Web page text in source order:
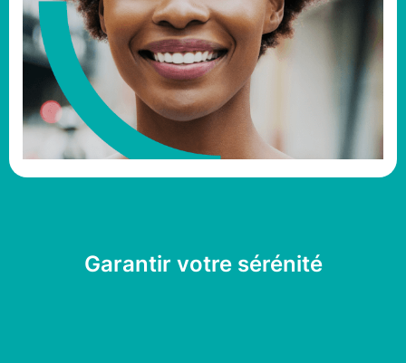
Garantir votre sérénité